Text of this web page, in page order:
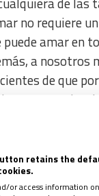
no requiere
amar en
a nosotros
de que
sobre qué
confundir
interesados
retains the
or access information